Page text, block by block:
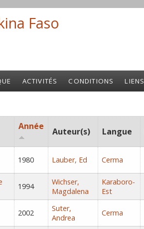
Faso
ACTIVITÉS CONDITIONS LIENS
Année Auteur(s) Langue
1980 Lauber, Ed Cerma
1994
Wichser,
Magdalena
Karaboro-
Est
2002
Suter,
Andrea
Cerma